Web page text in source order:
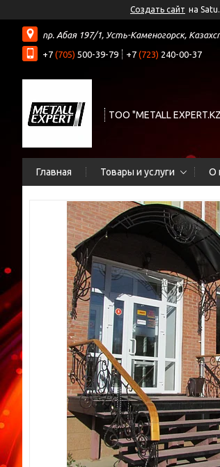
Создать сайт на
пр. Абая 197/1, Усть-Каменогорск,
+7 (705) 500-39-79 +7 (723) 240-00-37
ТОО "METALL
Главная Товары и услуги О